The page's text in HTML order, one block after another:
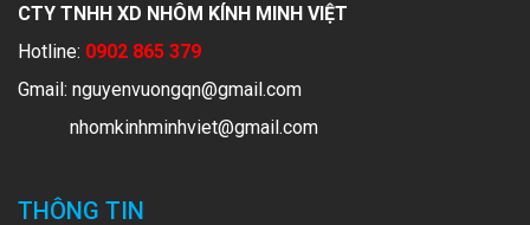
CTY TNHH XD NHÔM KÍNH MINH VIỆT
Hotline: 0902 865 379
Gmail: nguyenvuongqn@gmail.com
nhomkinhminhviet@gmail.com
THÔNG TIN